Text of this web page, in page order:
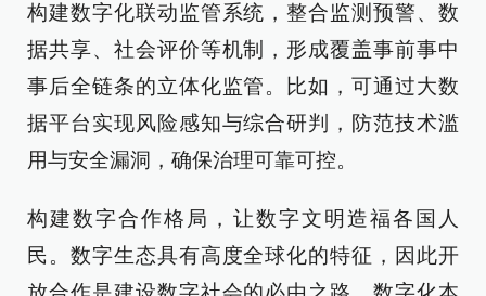
构建数字化联动监管系统，整合监测预警、数
据共享、社会评价等机制，形成覆盖事前事中
事后全链条的立体化监管。比如，可通过大数
据平台实现风险感知与综合研判，防范技术滥
用与安全漏洞，确保治理可靠可控。
构建数字合作格局，让数字文明造福各国人
民。数字生态具有高度全球化的特征，因此开